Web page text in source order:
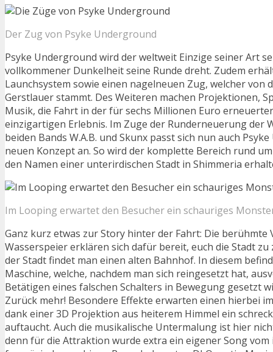
Der Zug von Psyke Underground
Psyke Underground wird der weltweit Einzige seiner Art
vollkommener Dunkelheit seine Runde dreht. Zudem
Launchsystem sowie einen nagelneuen Zug, welcher von
Gerstlauer stammt. Des Weiteren machen Projektionen,
Musik, die Fahrt in der für sechs Millionen Euro
einzigartigen Erlebnis. Im Zuge der Runderneuerung der
beiden Bands W.A.B. und Skunx passt sich nun auch
neuen Konzept an. So wird der komplette Bereich rund
den Namen einer unterirdischen Stadt in Shimmeria
Im Looping erwartet den Besucher ein schauriges
Ganz kurz etwas zur Story hinter der Fahrt: Die berühmte
Wasserspeier erklären sich dafür bereit, euch die Stadt
der Stadt findet man einen alten Bahnhof. In diesem
Maschine, welche, nachdem man sich reingesetzt hat,
Betätigen eines falschen Schalters in Bewegung gesetzt
Zurück mehr! Besondere Effekte erwarten einen hierbei
dank einer 3D Projektion aus heiterem Himmel ein
auftaucht. Auch die musikalische Untermalung ist hier
denn für die Attraktion wurde extra ein eigener Song vom